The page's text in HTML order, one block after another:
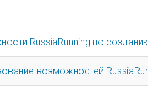
RussiaRunning по
возможностей